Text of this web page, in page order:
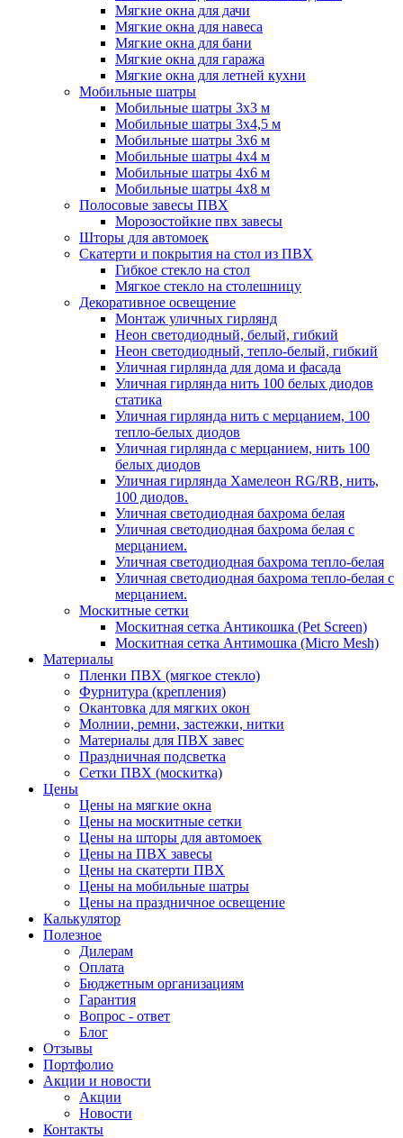
Мягкие окна для дачи
Мягкие окна для навеса
Мягкие окна для бани
Мягкие окна для гаража
Мягкие окна для летней кухни
Мобильные шатры
Мобильные шатры 3х3 м
Мобильные шатры 3х4,5 м
Мобильные шатры 3х6 м
Мобильные шатры 4х4 м
Мобильные шатры 4х6 м
Мобильные шатры 4х8 м
Полосовые завесы ПВХ
Морозостойкие пвх завесы
Шторы для автомоек
Скатерти и покрытия на стол из ПВХ
Гибкое стекло на стол
Мягкое стекло на столешницу
Декоративное освещение
Монтаж уличных гирлянд
Неон светодиодный, белый, гибкий
Неон светодиодный, тепло-белый, гибкий
Уличная гирлянда для дома и фасада
Уличная гирлянда нить 100 белых диодов
статика
Уличная гирлянда нить с мерцанием, 100
тепло-белых диодов
Уличная гирлянда с мерцанием, нить 100
белых диодов
Уличная гирлянда Хамелеон RG/RB, нить,
100 диодов.
Уличная светодиодная бахрома белая
Уличная светодиодная бахрома белая с
мерцанием.
Уличная светодиодная бахрома тепло-белая
Уличная светодиодная бахрома тепло-белая с
мерцанием.
Москитные сетки
Москитная сетка Антикошка (Pet Screen)
Москитная сетка Антимошка (Micro Mesh)
Материалы
Пленки ПВХ (мягкое стекло)
Фурнитура (крепления)
Окантовка для мягких окон
Молнии, ремни, застежки, нитки
Материалы для ПВХ завес
Праздничная подсветка
Сетки ПВХ (москитка)
Цены
Цены на мягкие окна
Цены на москитные сетки
Цены на шторы для автомоек
Цены на ПВХ завесы
Цены на скатерти ПВХ
Цены на мобильные шатры
Цены на праздничное освещение
Калькулятор
Полезное
Дилерам
Оплата
Бюджетным организациям
Гарантия
Вопрос - ответ
Блог
Отзывы
Портфолио
Акции и новости
Акции
Новости
Контакты